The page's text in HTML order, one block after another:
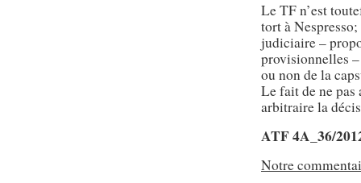
Le TF n’est
tort à
judiciaire –
provisionnelles
ou non de la
Le fait de ne pas
arbitraire la
ATF 4A_36/
Notre